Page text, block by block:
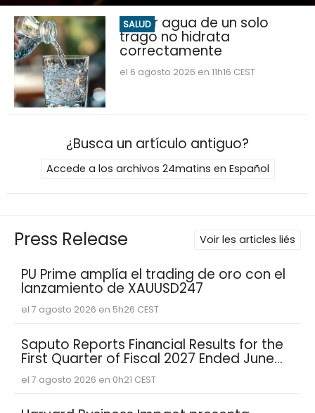
SALUD
Beber agua de un solo
trago no hidrata
correctamente
el 6 agosto 2026 en 11h16 CEST
¿Busca un artículo antiguo?
Accede a los archivos 24matins en Español
Press Release Voir les articles liés
PU Prime amplía el trading de oro con el
lanzamiento de XAUUSD247
el 7 agosto 2026 en 5h26 CEST
Saputo Reports Financial Results for the
First Quarter of Fiscal 2027 Ended June
30, 2026
el 7 agosto 2026 en 0h21 CEST